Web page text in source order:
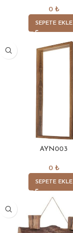
0 ₺
SEPETE EKLE
AYN003
0 ₺
SEPETE EKLE